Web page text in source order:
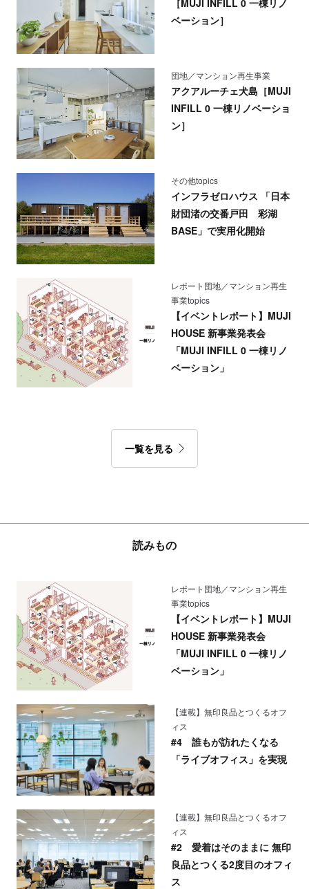
ベーション］
団地／マンション再生事業
アクアルーチェ犬島［MUJI
INFILL 0 一棟リノベーショ
ン］
その他topics
インフラゼロハウス 「日本
財団渚の交番戸田 彩湖
BASE」で実用化開始
レポート団地／マンション再生
事業topics
【イベントレポート】MUJI
HOUSE 新事業発表会
「MUJI INFILL 0 一棟リノ
ベーション」
一覧を見る
読みもの
レポート団地／マンション再生
事業topics
【イベントレポート】MUJI
HOUSE 新事業発表会
「MUJI INFILL 0 一棟リノ
ベーション」
【連載】無印良品とつくるオフ
ィス
#4 誰もが訪れたくなる
「ライブオフィス」を実現
【連載】無印良品とつくるオフ
ィス
#2 愛着はそのままに 無印
良品とつくる2度目のオフィ
ス